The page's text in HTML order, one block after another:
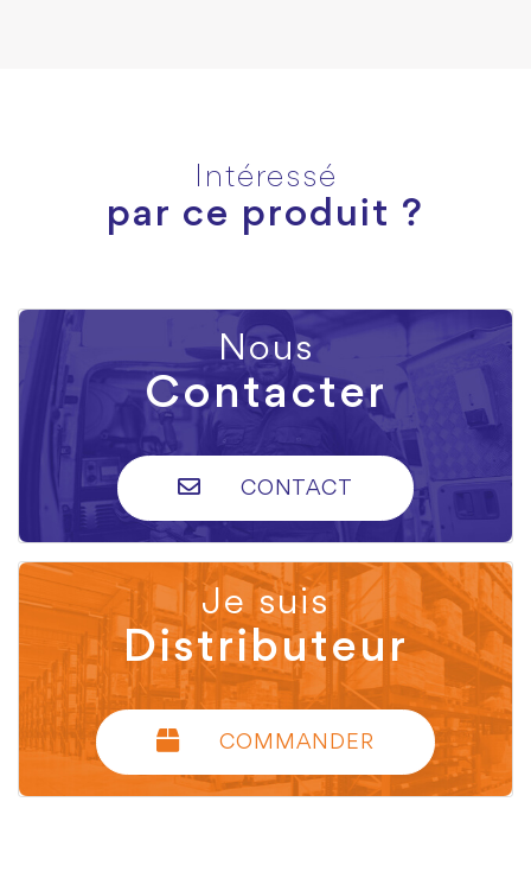
Intéressé
par ce produit ?
Nous
Contacter
CONTACT
Je suis
Distributeur
COMMANDER